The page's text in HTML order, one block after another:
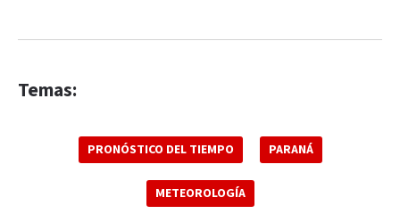
Temas:
PRONÓSTICO DEL TIEMPO PARANÁ
METEOROLOGÍA